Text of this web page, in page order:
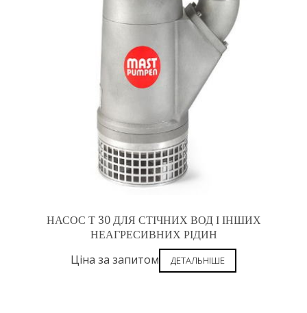
НАСОС Т 30 ДЛЯ СТІЧНИХ ВОД І ІНШИХ
НЕАГРЕСИВНИХ РІДИН
Ціна за запитом ДЕТАЛЬНІШЕ